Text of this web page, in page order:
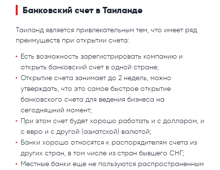
Банковский счет в Таиланде
Таиланд является привлекательным тем, что имеет ряд
преимуществ при открытии счета:
Eсть возможность зарегистрировать компанию и
открыть банковский счет в одной стране;
Открытие счета занимает до 2 недель, можно
утверждать, что это самое быстрое открытие
банковского счета для ведения бизнеса на
сегодняшний момент;
При этом счет будет хорошо работать и с долларом, и
с евро и с другой (азиатской) валютой;
Банки хорошо относятся к распорядителям счета из
других стран, в том числе из стран бывшего СНГ;
Местные банки еще не пользуются распространенным